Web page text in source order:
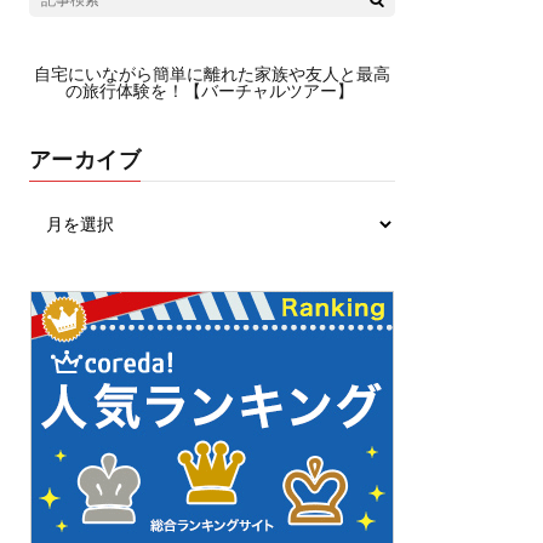
自宅にいながら簡単に離れた家族や友人と最高
の旅行体験を！【バーチャルツアー】
アーカイブ